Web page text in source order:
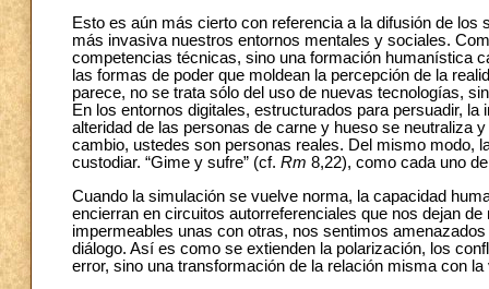
Esto es aún más cierto con referencia a la difusión de
más invasiva nuestros entornos mentales y sociales.
competencias técnicas, sino una formación humanística
las formas de poder que moldean la percepción de la
parece, no se trata sólo del uso de nuevas tecnologías,
En los entornos digitales, estructurados para persuadir,
alteridad de las personas de carne y hueso se neutraliza
cambio, ustedes son personas reales. Del mismo modo,
custodiar. “Gime y sufre” (cf. Rm 8,22), como cada uno
Cuando la simulación se vuelve norma, la capacidad
encierran en circuitos autorreferenciales que nos dejan
impermeables unas con otras, nos sentimos
diálogo. Así es como se extienden la polarización, los
error, sino una transformación de la relación misma con la